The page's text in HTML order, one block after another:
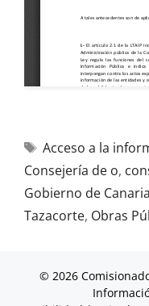
Acceso a la
Consejería de o,
Gobierno de
Tazacorte, Obras
© 2026